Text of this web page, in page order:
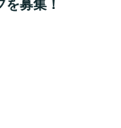
募集！